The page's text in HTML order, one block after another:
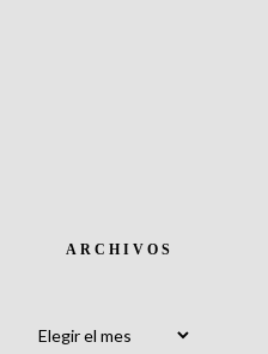
ARCHIVOS